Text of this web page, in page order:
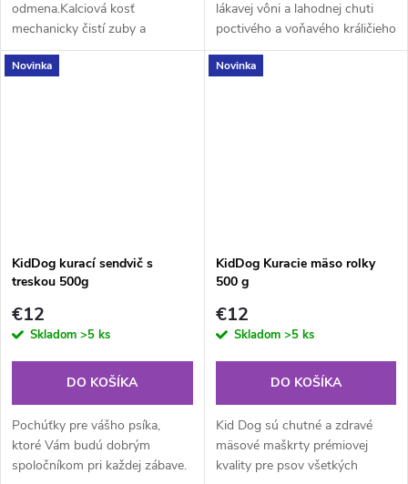
odmena.Kalciová kosť
mechanicky čistí zuby a
podporuje žuvanie.Lákavá vôňa
aj chuť
lákavej vôni a lahodnej chuti
poctivého a voňavého králičieho
filé od KidDog. Tieto mäsité
kúsky potešia psov všetkých
Novinka
KidDog kurací sendvič s
treskou 500g
€12
Skladom >5 ks
DO KOŠÍKA
Pochúťky pre vášho psíka,
ktoré Vám budú dobrým
spoločníkom pri každej zábave.
Novinka
KidDog Kuracie mäso rolky
500 g
€12
Skladom >5 ks
DO KOŠÍKA
Kid Dog sú chutné a zdravé
mäsové maškrty prémiovej
kvality pre psov všetkých